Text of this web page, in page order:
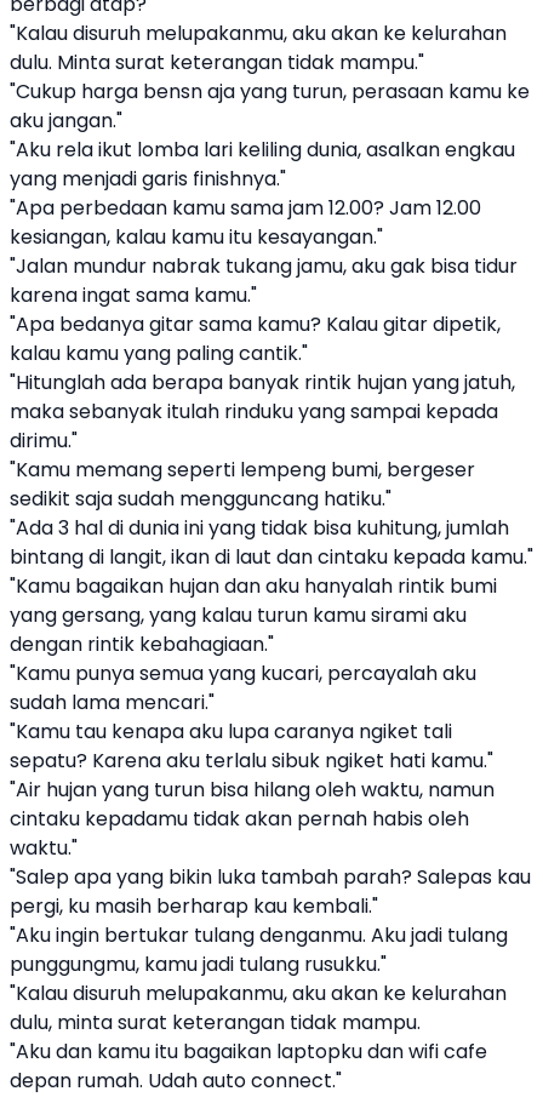
"Kalau disuruh melupakanmu, aku akan ke kelurahan
dulu. Minta surat keterangan tidak mampu."
"Cukup harga bensn aja yang turun, perasaan kamu ke
aku jangan."
"Aku rela ikut lomba lari keliling dunia, asalkan engkau
yang menjadi garis finishnya."
"Apa perbedaan kamu sama jam 12.00? Jam 12.00
kesiangan, kalau kamu itu kesayangan."
"Jalan mundur nabrak tukang jamu, aku gak bisa tidur
karena ingat sama kamu."
"Apa bedanya gitar sama kamu? Kalau gitar dipetik,
kalau kamu yang paling cantik."
"Hitunglah ada berapa banyak rintik hujan yang jatuh,
maka sebanyak itulah rinduku yang sampai kepada
dirimu."
"Kamu memang seperti lempeng bumi, bergeser
sedikit saja sudah mengguncang hatiku."
"Ada 3 hal di dunia ini yang tidak bisa kuhitung, jumlah
bintang di langit, ikan di laut dan cintaku kepada kamu."
"Kamu bagaikan hujan dan aku hanyalah rintik bumi
yang gersang, yang kalau turun kamu sirami aku
dengan rintik kebahagiaan."
"Kamu punya semua yang kucari, percayalah aku
sudah lama mencari."
"Kamu tau kenapa aku lupa caranya ngiket tali
sepatu? Karena aku terlalu sibuk ngiket hati kamu."
"Air hujan yang turun bisa hilang oleh waktu, namun
cintaku kepadamu tidak akan pernah habis oleh
waktu."
"Salep apa yang bikin luka tambah parah? Salepas kau
pergi, ku masih berharap kau kembali."
"Aku ingin bertukar tulang denganmu. Aku jadi tulang
punggungmu, kamu jadi tulang rusukku."
"Kalau disuruh melupakanmu, aku akan ke kelurahan
dulu, minta surat keterangan tidak mampu.
"Aku dan kamu itu bagaikan laptopku dan wifi cafe
depan rumah. Udah auto connect."